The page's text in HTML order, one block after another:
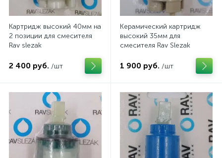
Картридж высокий 40мм на
2 позиции для смесителя
Rav slezak
2 400 руб. /шт
Керамический картридж
высокий 35мм для
смесителя Rav Slezak
1 900 руб. /шт